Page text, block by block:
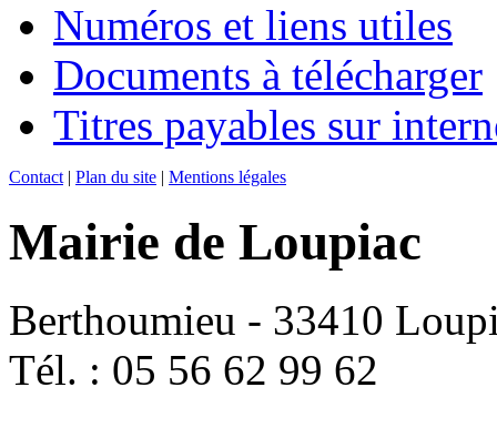
Numéros et liens utiles
Documents à télécharger
Titres payables sur
Contact | Plan du site | Mentions légales
Mairie de Loupiac
Berthoumieu - 33410
Tél. : 05 56 62 99 62